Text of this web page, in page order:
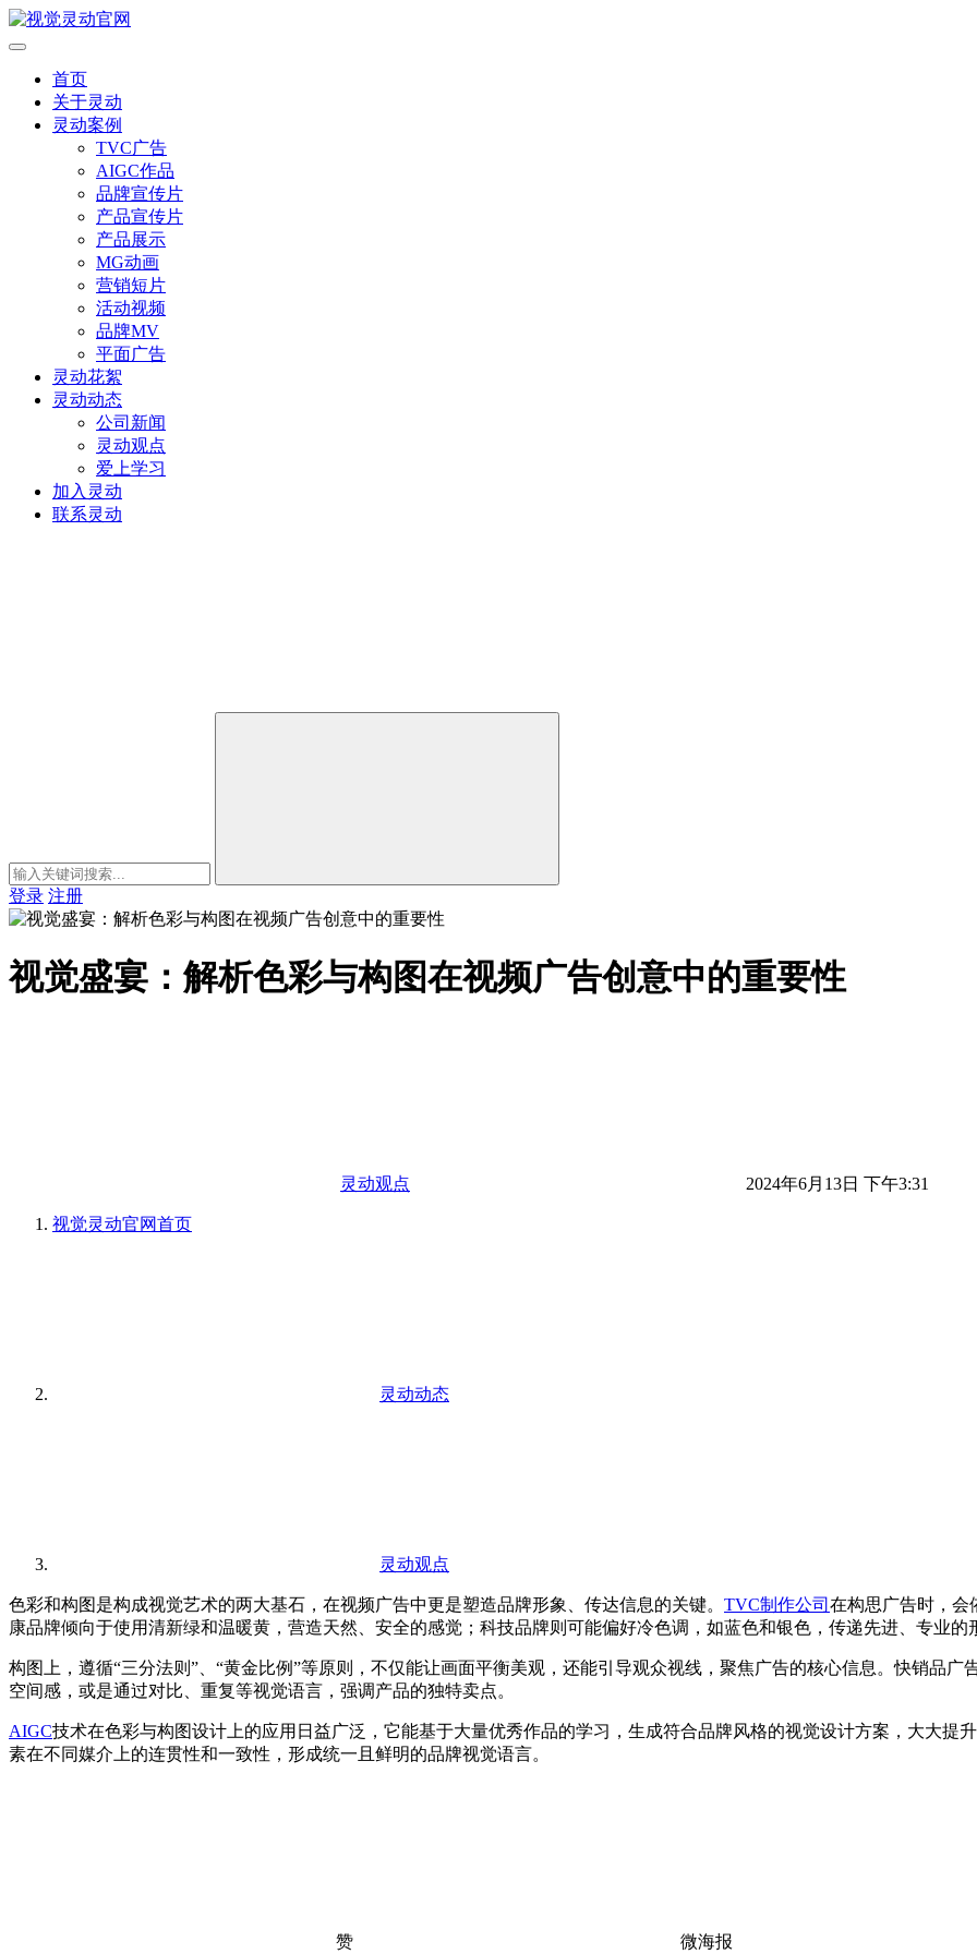
首页
关于灵动
灵动案例
TVC广告
AIGC作品
品牌宣传片
产品宣传片
产品展示
MG动画
营销短片
活动视频
品牌MV
平面广告
灵动花絮
灵动动态
公司新闻
灵动观点
爱上学习
加入灵动
联系灵动
登录 注册
视觉盛宴：解析色彩与构图在视频广告创意中的重要性
灵动观点 2024年6月13日 下午3:31
视觉灵动官网首页
灵动动态
灵动观点
色彩和构图是构成视觉艺术的两大基石，在视频广告中更是塑造品牌形象、传达信息的关键。 TVC制作公司 在构思广告时，会
康品牌倾向于使用清新绿和温暖黄，营造天然、安全的感觉；科技品牌则可能偏好冷色调，如蓝色和银色，传递先进、专业的
构图上，遵循“三分法则”、“黄金比例”等原则，不仅能让画面平衡美观，还能引导观众视线，聚焦广告的核心信息。快销品
空间感，或是通过对比、重复等视觉语言，强调产品的独特卖点。
AIGC技术在色彩与构图设计上的应用日益广泛，它能基于大量优秀作品的学习，生成符合品牌风格的视觉设计方案，大大提
素在不同媒介上的连贯性和一致性，形成统一且鲜明的品牌视觉语言。
赞 微海报